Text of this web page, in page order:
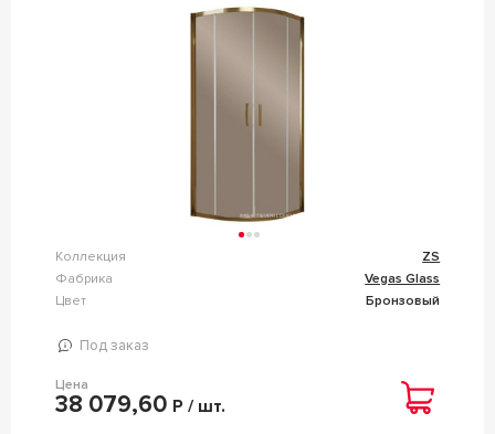
Коллекция
ZS
Фабрика
Vegas Glass
Цвет
Бронзовый
Под заказ
Цена
38 079,60 Р / шт.